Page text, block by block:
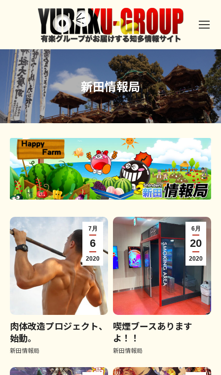
新田情報局
7月
6
2020
肉体改造プロジェクト、
始動。
新田情報局
6月
20
2020
喫煙ブースあります
よ！！
新田情報局